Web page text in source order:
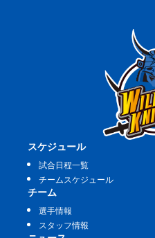
スケジュール
試合日程一覧
チームスケジュール
チーム
選手情報
スタッフ情報